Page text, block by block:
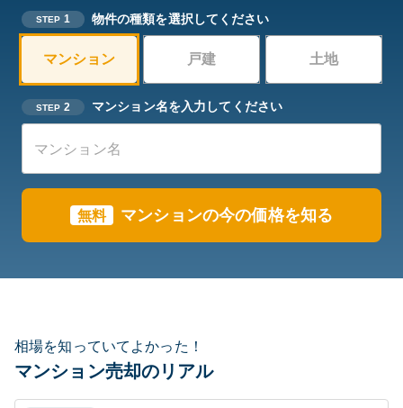
STEP 1 物件の種類を選択してください
マンション 戸建 土地
STEP 2 マンション名を入力してください
無料 マンションの今の価格を知る
相場を知っていてよかった！
マンション売却のリアル